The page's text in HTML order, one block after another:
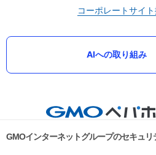
コーポレートサイト
AIへの取り組み
GMOインターネットグループのセキュリ